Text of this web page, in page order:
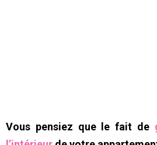
Vous pensiez que le fait de